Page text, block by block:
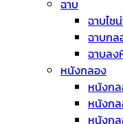
ฉาบ
ฉาบไช
ฉาบกล
ฉาบลง
หนังกลอง
หนังก
หนังก
หนังก